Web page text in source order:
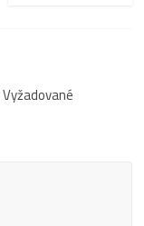
Vyžadované